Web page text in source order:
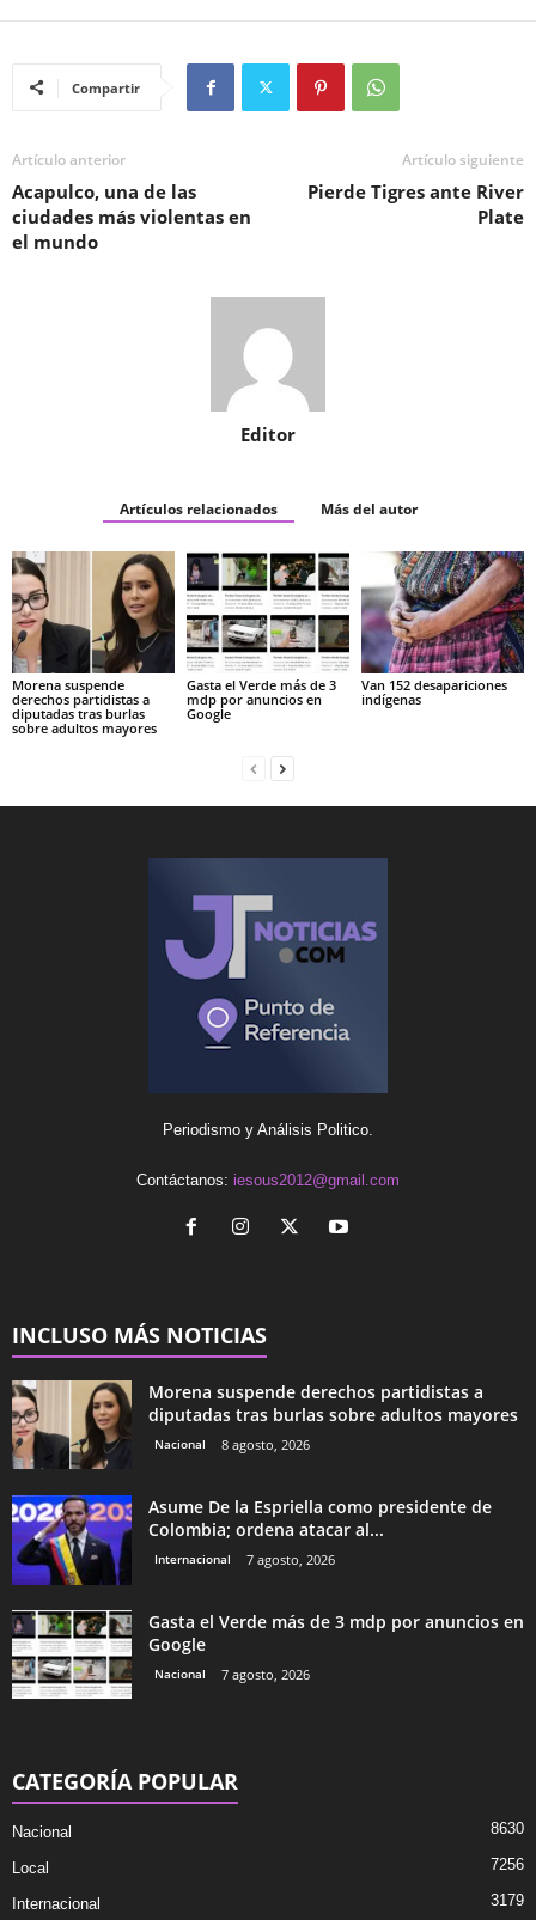
Compartir
Artículo anterior
Acapulco, una de las
ciudades más violentas en
el mundo
Artículo siguiente
Pierde Tigres ante River
Plate
Editor
Artículos relacionados Más del autor
Morena suspende
derechos partidistas a
diputadas tras burlas
sobre adultos mayores
Gasta el Verde más de 3
mdp por anuncios en
Google
Van 152 desapariciones
indígenas
Periodismo y Análisis Politico.
Contáctanos: iesous2012@gmail.com
INCLUSO MÁS NOTICIAS
Morena suspende derechos partidistas a
diputadas tras burlas sobre adultos mayores
Nacional 8 agosto, 2026
Asume De la Espriella como presidente de
Colombia; ordena atacar al...
Internacional 7 agosto, 2026
Gasta el Verde más de 3 mdp por anuncios en
Google
Nacional 7 agosto, 2026
CATEGORÍA POPULAR
Nacional 8630
Local 7256
Internacional 3179